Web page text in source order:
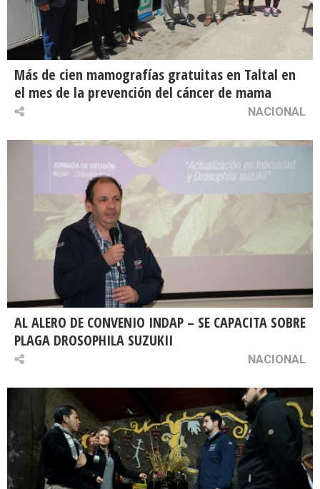
Más de cien mamografías gratuitas en Taltal en
el mes de la prevención del cáncer de mama
NACIONAL
AL ALERO DE CONVENIO INDAP – SE CAPACITA SOBRE
PLAGA DROSOPHILA SUZUKII
NACIONAL